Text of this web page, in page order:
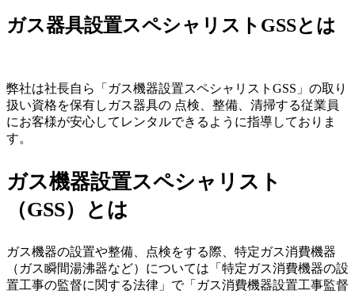
ガス器具設置スペシャリストGSSとは
弊社は社長自ら「ガス機器設置スペシャリストGSS」の取り
扱い資格を保有しガス器具の 点検、整備、清掃する従業員
にお客様が安心してレンタルできるように指導しておりま
す。
ガス機器設置スペシャリスト
（GSS）とは
ガス機器の設置や整備、点検をする際、特定ガス消費機器
（ガス瞬間湯沸器など）については「特定ガス消費機器の設
置工事の監督に関する法律」で「ガス消費機器設置工事監督